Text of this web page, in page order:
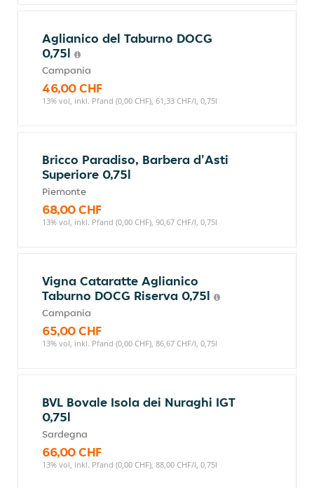
Aglianico del Taburno DOCG
0,75l
Campania
46,00 CHF
13% vol, inkl. Pfand (0,00 CHF), 61,33 CHF/l, 0,75l
Bricco Paradiso, Barbera d'Asti
Superiore 0,75l
Piemonte
68,00 CHF
13% vol, inkl. Pfand (0,00 CHF), 90,67 CHF/l, 0,75l
Vigna Cataratte Aglianico
Taburno DOCG Riserva 0,75l
Campania
65,00 CHF
13% vol, inkl. Pfand (0,00 CHF), 86,67 CHF/l, 0,75l
BVL Bovale Isola dei Nuraghi IGT
0,75l
Sardegna
66,00 CHF
13% vol, inkl. Pfand (0,00 CHF), 88,00 CHF/l, 0,75l